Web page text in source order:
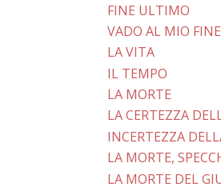
FINE ULTIMO
VADO AL MIO
LA VITA
IL TEMPO
LA MORTE
LA CERTEZZA
INCERTEZZA
LA MORTE,
LA MORTE DEL